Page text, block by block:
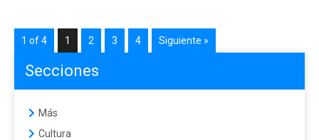
1 of 4 1 2 3 4 Siguiente »
Secciones
Más
Cultura